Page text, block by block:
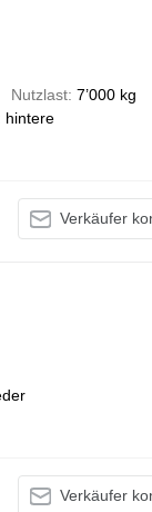
Nutzlast 7’000 kg
hintere
Verkäufer
Verkäufer